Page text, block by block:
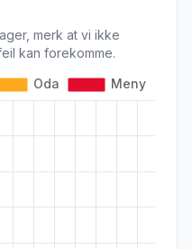
merk at vi ikke
kan forekomme.